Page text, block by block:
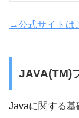
→公式サイトは
JAVA(TM)
Javaに関する